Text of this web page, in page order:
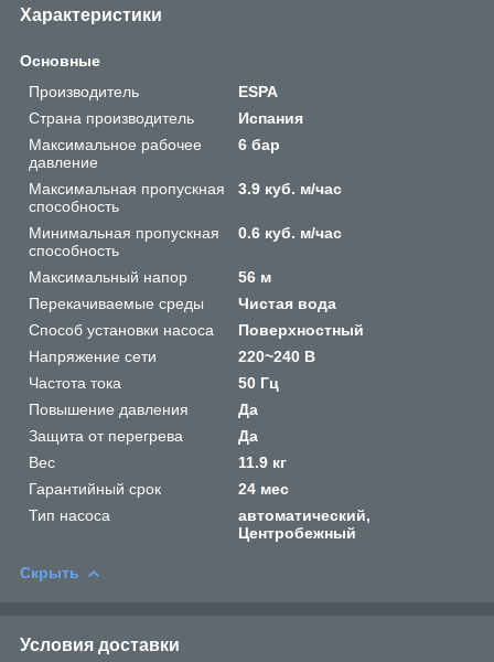
Характеристики
Основные
Производитель
ESPA
Страна производитель
Испания
Максимальное рабочее
давление
6 бар
Максимальная пропускная
способность
3.9 куб. м/час
Минимальная пропускная
способность
0.6 куб. м/час
Максимальный напор
56 м
Перекачиваемые среды
Чистая вода
Способ установки насоса
Поверхностный
Напряжение сети
220~240 В
Частота тока
50 Гц
Повышение давления
Да
Защита от перегрева
Да
Вес
11.9 кг
Гарантийный срок
24 мес
Тип насоса
автоматический,
Центробежный
Скрыть
Условия доставки